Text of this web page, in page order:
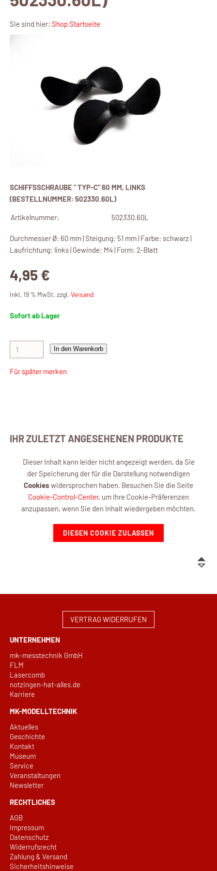
Sie sind hier: Shop Startseite
SCHIFFSSCHRAUBE " TYP-C" 60 MM, LINKS
(BESTELLNUMMER: 502330.60L)
Artikelnummer: 502330.60L
Durchmesser Ø: 60 mm | Steigung: 51 mm | Farbe: schwarz |
Laufrichtung: links | Gewinde: M4 | Form: 2-Blatt
4,95 €
Inkl. 19 % MwSt. zzgl. Versand
Sofort ab Lager
In den Warenkorb
Für später merken
IHR ZULETZT ANGESEHENEN PRODUKTE
Dieser Inhalt kann leider nicht angezeigt werden, da Sie
der Speicherung der für die Darstellung notwendigen
Cookies widersprochen haben. Besuchen Sie die Seite
Cookie-Control-Center, um Ihre Cookie-Präferenzen
anzupassen, wenn Sie den Inhalt wiedergeben möchten.
DIESEN COOKIE ZULASSEN
VERTRAG WIDERRUFEN
UNTERNEHMEN
mk-messtechnik GmbH
FLM
Lasercomb
notzingen-hat-alles.de
Karriere
MK-MODELLTECHNIK
Aktuelles
Geschichte
Kontakt
Museum
Service
Veranstaltungen
Newsletter
RECHTLICHES
AGB
Impressum
Datenschutz
Widerrufsrecht
Zahlung & Versand
Sicherheitshinweise